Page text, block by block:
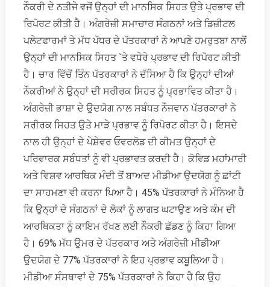
ਨੌਕਰੀ ਦੇ ਨਤੀਜੇ ਵਜੋਂ ਉਨ੍ਹਾਂ ਦੀ ਮਾਨਸਿਕ ਸਿਹਤ ਉਤੇ ਪ੍ਰਭਾਵ ਦੀ
ਰਿਪੋਰਟ ਕੀਤੀ ਹੈ। ਅੰਗਰੇਜ਼ੀ ਸਮਾਚਾਰ ਸੰਗਠਨਾਂ ਅਤੇ ਡਿਜ਼ੀਟਲ
ਪਲੇਟਫਾਰਮਾਂ ਤੇ ਮੱਧ ਪੱਧਰ ਦੇ ਪੱਤਰਕਾਰਾਂ ਨੇ ਆਪਣੇ ਹਮਰੁਤਬਾ ਨਾਲੋਂ
ਉਨ੍ਹਾਂ ਦੀ ਮਾਨਸਿਕ ਸਿਹਤ `ਤੇ ਵਧੇਰੇ ਪ੍ਰਭਾਵ ਦੀ ਰਿਪੋਰਟ ਕੀਤੀ
ਹੈ। ਚਾਰ ਵਿੱਚੋਂ ਤਿੰਨ ਪੱਤਰਕਾਰਾਂ ਨੇ ਦੱਸਿਆ ਹੈ ਕਿ ਉਨ੍ਹਾਂ ਦੀਆਂ
ਨੌਕਰੀਆਂ ਨੇ ਉਨ੍ਹਾਂ ਦੀ ਸਰੀਰਕ ਸਿਹਤ ਨੂੰ ਪ੍ਰਭਾਵਿਤ ਕੀਤਾ ਹੈ।
ਅੰਗਰੇਜ਼ੀ ਭਾਸ਼ਾ ਦੇ ਉਦਯੋਗ ਨਾਲ ਸਬੰਧਤ ਨੌਜਵਾਨ ਪੱਤਰਕਾਰਾਂ ਨੇ
ਸਰੀਰਕ ਸਿਹਤ ਉਤੇ ਮਾੜੇ ਪ੍ਰਭਾਵ ਨੂੰ ਰਿਪੋਰਟ ਕੀਤਾ ਹੈ। ਇਸਦੇ
ਨਾਲ ਹੀ ਉਨ੍ਹਾਂ ਦੇ ਪੇਸ਼ੇਵਰ ਓਵਰਲੋਡ ਦੀ ਕੀਮਤ ਉਨ੍ਹਾਂ ਦੇ
ਪਰਿਵਾਰਕ ਸਬੰਧਤਾਂ ਨੂੰ ਵੀ ਪ੍ਰਭਾਵਤ ਕਰਦੀ ਹੈ। ਕੋਵਿਡ ਮਹਾਂਮਾਰੀ
ਅਤੇ ਵਿਸ਼ਵ ਆਰਥਿਕ ਮੰਦੀ ਤੋਂ ਬਾਅਦ ਮੀਡੀਆ ਉਦਯੋਗ ਨੂੰ ਛਾਂਟੀ
ਦਾ ਸਾਹਮਣਾ ਵੀ ਕਰਨਾ ਪਿਆ ਹੈ। 45% ਪੱਤਰਕਾਰਾਂ ਨੇ ਮੰਨਿਆ ਹੈ
ਕਿ ਉਨ੍ਹਾਂ ਦੇ ਸੰਗਠਨਾਂ ਦੇ ਲੋਕਾਂ ਨੂੰ ਲਾਗਤ ਘਟਾਉਣ ਅਤੇ ਕੰਮ ਦੀ
ਆਰਥਿਕਤਾ ਨੂੰ ਕਾਇਮ ਰੱਖਣ ਲਈ ਨੌਕਰੀ ਛੱਡਣ ਨੂੰ ਕਿਹਾ ਗਿਆ
ਹੈ। 69% ਮੱਧ ਉਮਰ ਦੇ ਪੱਤਰਕਾਰ ਅਤੇ ਅੰਗਰੇਜ਼ੀ ਮੀਡੀਆ
ਉਦਯੋਗ ਦੇ 77% ਪੱਤਰਕਾਰਾਂ ਨੇ ਇਹ ਪ੍ਰਭਾਵ ਕਬੂਲਿਆ ਹੈ।
ਮੀਡੀਆ ਸੰਸਥਾਵਾਂ ਦੇ 75% ਪੱਤਰਕਾਰਾਂ ਨੇ ਕਿਹਾ ਹੈ ਕਿ ਉਹ